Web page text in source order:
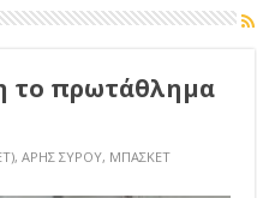
το πρωτάθλημα
,ΑΡΗΣ ΣΥΡΟΥ, ΜΠΑΣΚΕΤ